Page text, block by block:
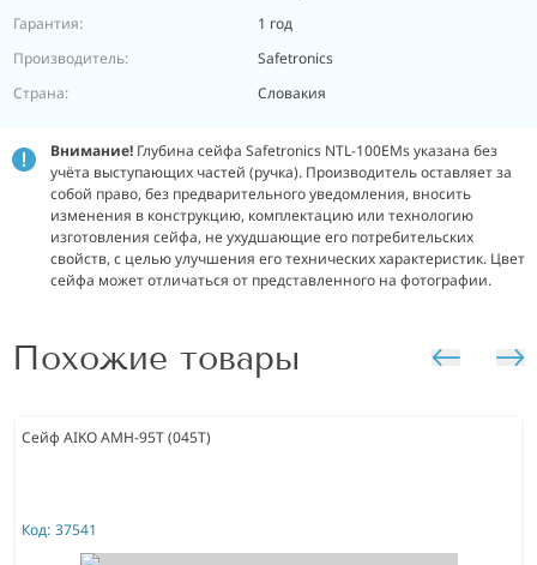
Гарантия:
1 год
Производитель:
Safetronics
Страна:
Словакия
Внимание! Глубина сейфа Safetronics NTL-100EMs указана без
учёта выступающих частей (ручка). Производитель оставляет за
собой право, без предварительного уведомления, вносить
изменения в конструкцию, комплектацию или технологию
изготовления сейфа, не ухудшающие его потребительских
свойств, с целью улучшения его технических характеристик. Цвет
сейфа может отличаться от представленного на фотографии.
Похожие товары
Сейф AIKO AMH-95T (045T)
Код: 37541